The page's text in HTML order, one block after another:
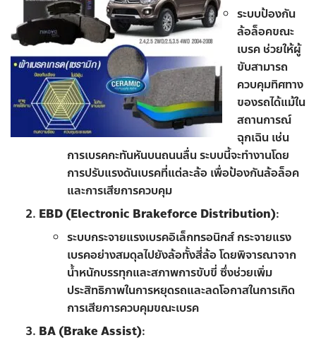
ระบบป้องกัน
ล้อล็อคขณะ
เบรค ช่วยให้ผู้
ขับสามารถ
ควบคุมทิศทาง
ของรถได้แม้ใน
สถานการณ์
ฉุกเฉิน เช่น
การเบรคกะทันหันบนถนนลื่น ระบบนี้จะทำงานโดย
การปรับแรงดันเบรคที่แต่ละล้อ เพื่อป้องกันล้อล็อค
และการเสียการควบคุม
EBD (Electronic Brakeforce Distribution):
ระบบกระจายแรงเบรคอิเล็กทรอนิกส์ กระจายแรง
เบรคอย่างสมดุลไปยังล้อทั้งสี่ล้อ โดยพิจารณาจาก
น้ำหนักบรรทุกและสภาพการขับขี่ ซึ่งช่วยเพิ่ม
ประสิทธิภาพในการหยุดรถและลดโอกาสในการเกิด
การเสียการควบคุมขณะเบรค
BA (Brake Assist):